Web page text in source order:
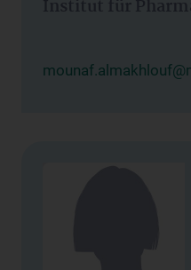
Institut für